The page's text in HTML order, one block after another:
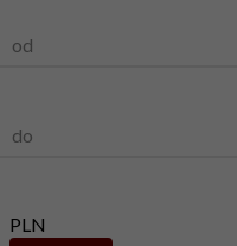
od
do
PLN